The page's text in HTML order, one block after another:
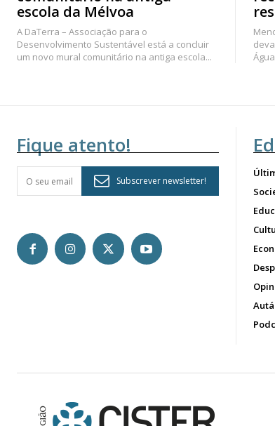
escola da Mélvoa
A DaTerra – Associação para o
Desenvolvimento Sustentável está a concluir
um novo mural comunitário na antiga escola...
Fique atento!
Subscrever newsletter!